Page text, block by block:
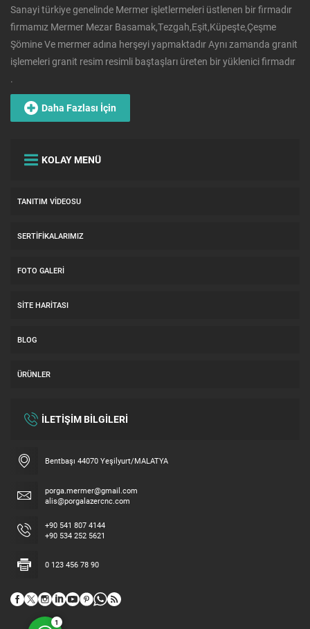
Sanayi türkiye genelinde Mermer işletlermeleri üstlenen bir firmadır
firmamız Mermer Mezar Basamak,Tezgah,Eşit,Küpeşte,Çeşme
Şömine Ve mermer adına herşeyi yapmaktadır Aynı zamanda granit
işlemeleri granit resim resimli baştaşları üreten bir yüklenici firmadır
.
Daha Fazlası İçin
KOLAY MENÜ
TANITIM VIDEOSU
SERTIFIKALARIMIZ
FOTO GALERI
SITE HARITASI
BLOG
ÜRÜNLER
İLETİŞİM BİLGİLERİ
Bentbaşı 44070 Yeşilyurt/MALATYA
porga.mermer@gmail.com
alis@porgalazercnc.com
+90 541 807 4144
+90 534 252 5621
0 123 456 78 90
1